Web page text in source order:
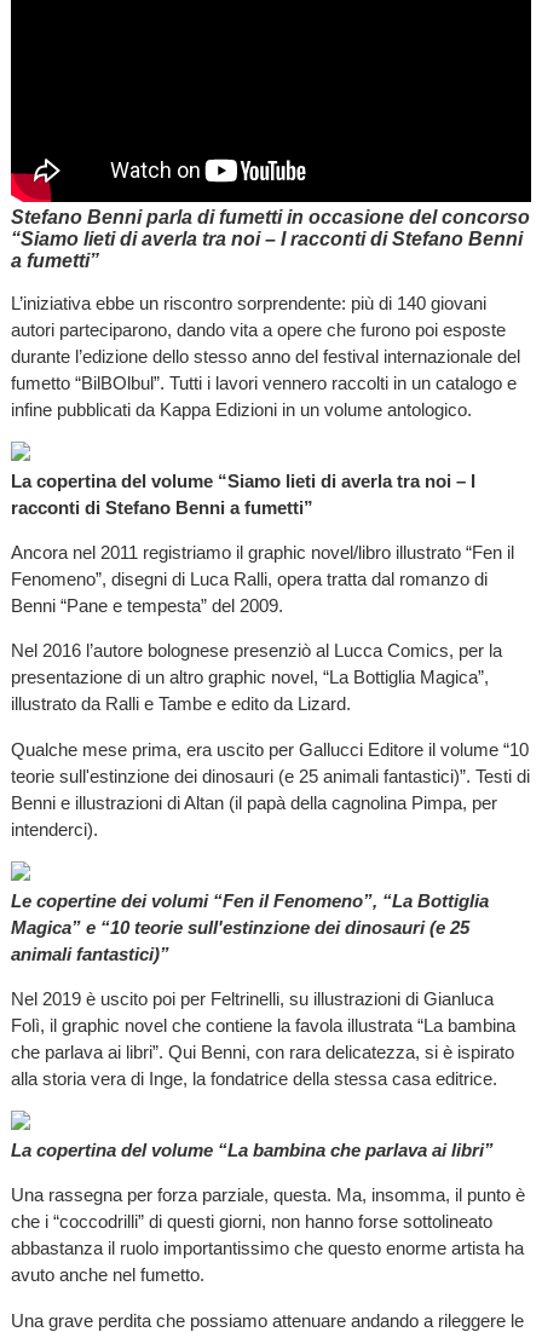
Stefano Benni parla di fumetti in occasione del concorso
“Siamo lieti di averla tra noi – I racconti di Stefano Benni
a fumetti”
L’iniziativa ebbe un riscontro sorprendente: più di 140 giovani
autori parteciparono, dando vita a opere che furono poi esposte
durante l’edizione dello stesso anno del festival internazionale del
fumetto “BilBOlbul”. Tutti i lavori vennero raccolti in un catalogo e
infine pubblicati da Kappa Edizioni in un volume antologico.
La copertina del volume “Siamo lieti di averla tra noi – I
racconti di Stefano Benni a fumetti”
Ancora nel 2011 registriamo il graphic novel/libro illustrato “Fen il
Fenomeno”, disegni di Luca Ralli, opera tratta dal romanzo di
Benni “Pane e tempesta” del 2009.
Nel 2016 l’autore bolognese presenziò al Lucca Comics, per la
presentazione di un altro graphic novel, “La Bottiglia Magica”,
illustrato da Ralli e Tambe e edito da Lizard.
Qualche mese prima, era uscito per Gallucci Editore il volume “10
teorie sull'estinzione dei dinosauri (e 25 animali fantastici)”. Testi di
Benni e illustrazioni di Altan (il papà della cagnolina Pimpa, per
intenderci).
Le copertine dei volumi “Fen il Fenomeno”, “La Bottiglia
Magica” e “10 teorie sull'estinzione dei dinosauri (e 25
animali fantastici)”
Nel 2019 è uscito poi per Feltrinelli, su illustrazioni di Gianluca
Folì, il graphic novel che contiene la favola illustrata “La bambina
che parlava ai libri”. Qui Benni, con rara delicatezza, si è ispirato
alla storia vera di Inge, la fondatrice della stessa casa editrice.
La copertina del volume “La bambina che parlava ai libri”
Una rassegna per forza parziale, questa. Ma, insomma, il punto è
che i “coccodrilli” di questi giorni, non hanno forse sottolineato
abbastanza il ruolo importantissimo che questo enorme artista ha
avuto anche nel fumetto.
Una grave perdita che possiamo attenuare andando a rileggere le